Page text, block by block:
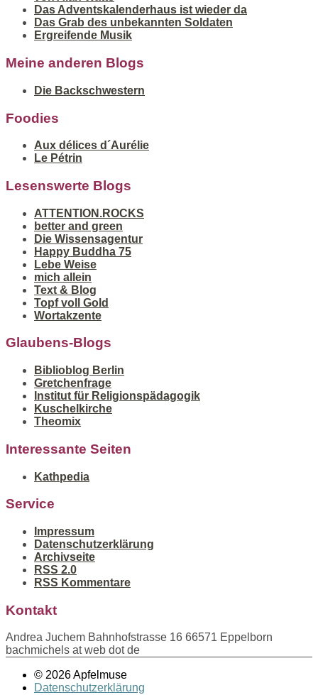
Das Adventskalenderhaus ist wieder da
Das Grab des unbekannten Soldaten
Ergreifende Musik
Meine anderen Blogs
Die Backschwestern
Foodies
Aux délices d´Aurélie
Le Pétrin
Lesenswerte Blogs
ATTENTION.ROCKS
better and green
Die Wissensagentur
Happy Buddha 75
Lebe Weise
mich allein
Text & Blog
Topf voll Gold
Wortakzente
Glaubens-Blogs
Biblioblog Berlin
Gretchenfrage
Institut für Religionspädagogik
Kuschelkirche
Theomix
Interessante Seiten
Kathpedia
Service
Impressum
Datenschutzerklärung
Archivseite
RSS 2.0
RSS Kommentare
Kontakt
Andrea Juchem Bahnhofstrasse 16 66571 Eppelborn
bachmichels at web dot de
© 2026 Apfelmuse
Datenschutzerklärung